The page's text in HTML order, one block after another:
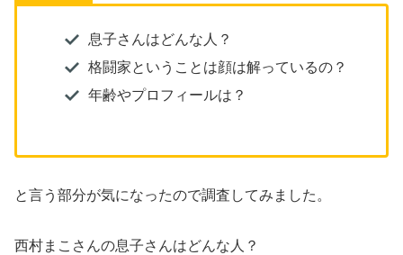
息子さんはどんな人？
格闘家ということは顔は解っているの？
年齢やプロフィールは？
と言う部分が気になったので調査してみました。
西村まこさんの息子さんはどんな人？